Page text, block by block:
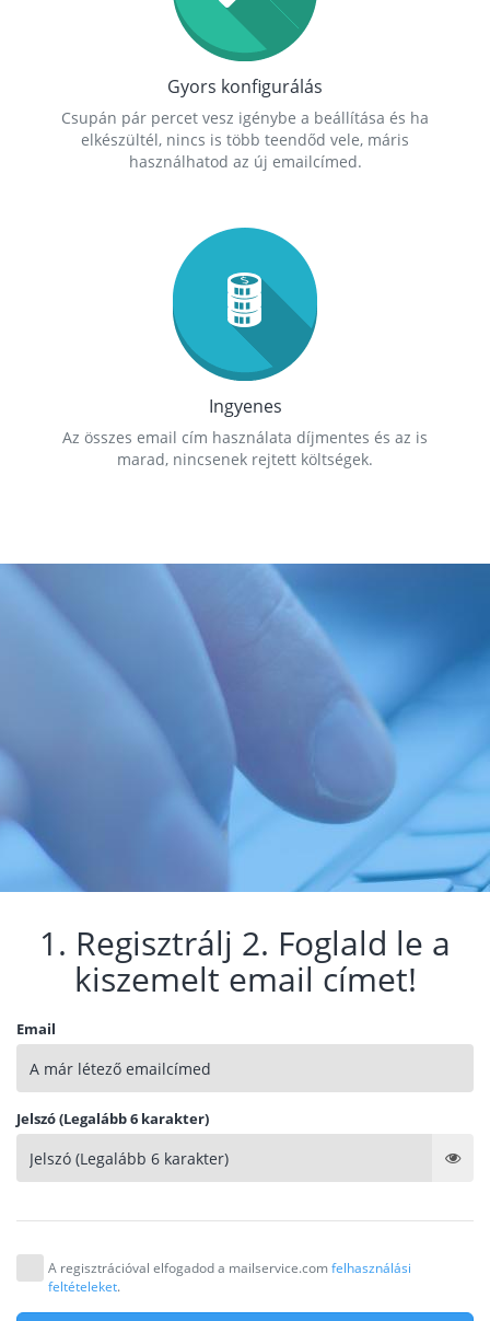
Gyors konfigurálás
Csupán pár percet vesz igénybe a beállítása és ha
elkészültél, nincs is több teendőd vele, máris
használhatod az új emailcímed.
Ingyenes
Az összes email cím használata díjmentes és az is
marad, nincsenek rejtett költségek.
1. Regisztrálj 2. Foglald le a
kiszemelt email címet!
Email
Jelszó (Legalább 6 karakter)
A regisztrációval elfogadod a mailservice.comfelhasználási
feltételeket.